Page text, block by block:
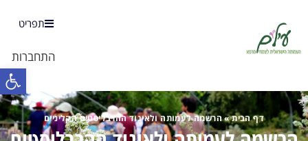
תפריט
התחברות
דף הבית»הרשמה לעמותה ולאיגוד ההרבליסטים הקליניים